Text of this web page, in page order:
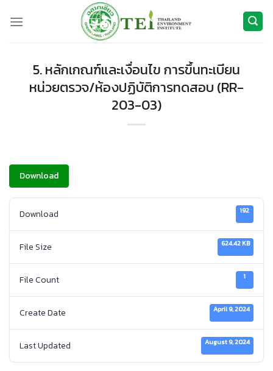
5. หลักเกณฑ์และเงื่อนไข การขึ้นทะเบียน
หน่วยตรวจ/ห้องปฏิบัติการทดสอบ (RR-
203-03)
Download
Download 192
File Size 624.42 KB
File Count 1
Create Date April 9, 2024
Last Updated August 9, 2024